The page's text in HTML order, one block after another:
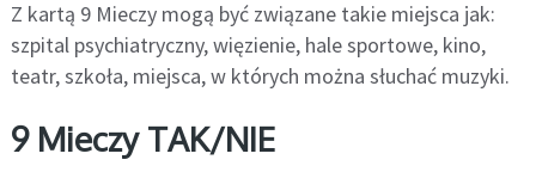
Z kartą 9 Mieczy mogą być związane takie miejsca jak:
szpital psychiatryczny, więzienie, hale sportowe, kino,
teatr, szkoła, miejsca, w których można słuchać muzyki.
9 Mieczy TAK/NIE